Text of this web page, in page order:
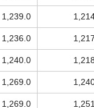
1,239.0
1,236.0
1,240.0
1,269.0
1,269.0